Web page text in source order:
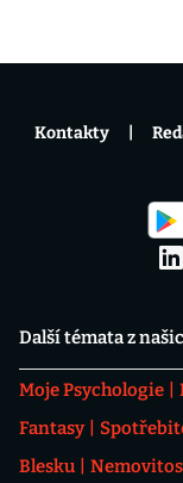
Další témata z
Moje Psychologie
Fantasy
Blesku
Kontakty